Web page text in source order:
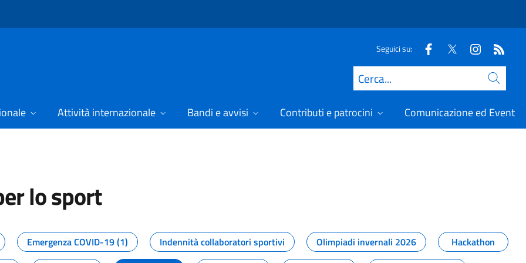
Seguici su:
Cerca
Attività internazionale Bandi e avvisi Contributi e patrocini Comunicazione ed Eventi
lo sport
dal Dipartimento per lo sport
Emergenza COVID-19 (1) Indennità collaboratori sportivi Olimpiadi invernali 2026
Hackathon